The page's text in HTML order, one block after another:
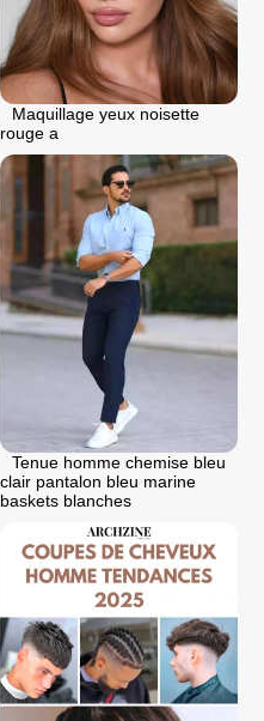
Maquillage yeux noisette
rouge a
Tenue homme chemise bleu
clair pantalon bleu marine
baskets blanches